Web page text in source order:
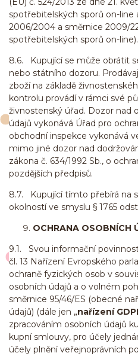
spotřebitelských sporů on-line
2006/2004 a směrnice 2009/
spotřebitelských sporů on-line).
8.6. Kupující se může obrátit
nebo státního dozoru.
zboží na základě
kontrolu provádí v rámci své
živnostenský úřad. Dozor nad
údajů vykonává Úřad pro
obchodní inspekce vykonává
mimo jiné dozor nad
zákona č. 634/1992 Sb., o
pozdějších předpisů.
8.7. Kupující tímto přebírá na
okolností ve smyslu § 1765
OCHRANA OSOBNÍCH
9.1. Svou informační
čl. 13 Nařízení Evropského
ochraně fyzických osob v
osobních údajů a o volném
směrnice 95/46/ES (obecné
údajů) (dále jen „nařízení
zpracováním osobních údajů
kupní smlouvy, pro účely
účely plnění veřejnoprávních